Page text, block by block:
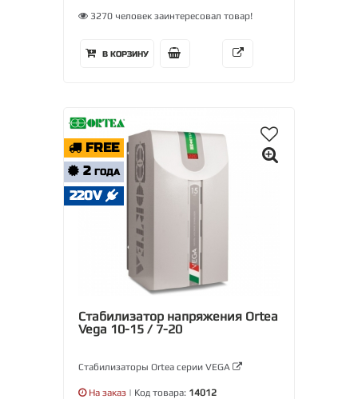
3270 человек заинтересовал товар!
В КОРЗИНУ
FREE
2 ГОДА
220V
Стабилизатор напряжения Ortea
Vega 10-15 / 7-20
Стабилизаторы Ortea серии VEGA
На заказ | Код товара: 14012